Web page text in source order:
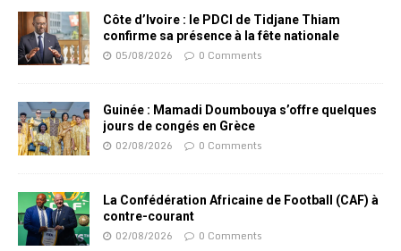
Côte d’Ivoire : le PDCI de Tidjane Thiam
confirme sa présence à la fête nationale
05/08/2026 0 Comments
Guinée : Mamadi Doumbouya s’offre quelques
jours de congés en Grèce
02/08/2026 0 Comments
La Confédération Africaine de Football (CAF) à
contre-courant
02/08/2026 0 Comments